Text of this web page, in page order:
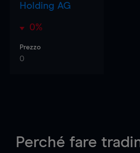
Holding AG
0%
Prezzo
0
Perché fare